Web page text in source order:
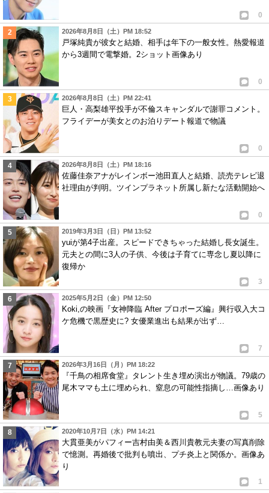
0
2026年8月8日（土）PM 18:52
戸塚純貴が彼女と結婚、相手は年下の一般女性。熱愛報道
から3週間で電撃婚。2ショット画像あり
0
2026年8月8日（土）PM 22:41
巨人・高梨雄平投手が不倫スキャンダルで謝罪コメント。
フライデーが美女とのお泊りデート報道で物議
0
2026年8月8日（土）PM 18:16
佐藤佳奈アナがレインボー池田直人と結婚、読売テレビ退
社理由が判明。ツインプラネット所属し新たな活動開始へ
0
2019年3月3日（日）PM 13:52
yuiが第4子出産。スピードできちゃった結婚し長女誕生。
元夫との間に3人の子供、今後は子育てに専念し夏以降に
復帰か
3
2025年5月2日（金）PM 12:50
Koki,の映画『女神降臨 After プロポーズ編』興行収入大コ
ケ危機で黒歴史に? 女優業進出も結果が出ず…
7
2026年3月16日（月）PM 18:22
『千鳥の相席食堂』タレント生き埋め演出が物議。79歳の
尾木ママも土に埋められ、窒息の可能性指摘し…画像あり
5
2020年10月7日（水）PM 14:21
大貫亜美がパフィー吉村由美＆西川貴教元夫妻の写真削除
で憶測。再婚後で批判も噴出、プチ炎上と関係か。画像あ
り
1